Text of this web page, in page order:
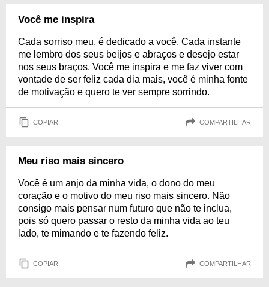
Você me inspira
Cada sorriso meu, é dedicado a você. Cada instante
me lembro dos seus beijos e abraços e desejo estar
nos seus braços. Você me inspira e me faz viver com
vontade de ser feliz cada dia mais, você é minha fonte
de motivação e quero te ver sempre sorrindo.
COPIAR COMPARTILHAR
Meu riso mais sincero
Você é um anjo da minha vida, o dono do meu
coração e o motivo do meu riso mais sincero. Não
consigo mais pensar num futuro que não te inclua,
pois só quero passar o resto da minha vida ao teu
lado, te mimando e te fazendo feliz.
COPIAR COMPARTILHAR